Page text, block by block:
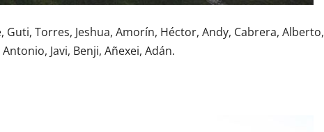
Guti, Torres, Jeshua, Amorín, Héctor, Andy, Cabrera, Alberto,
Javi, Benji, Añexei, Adán.